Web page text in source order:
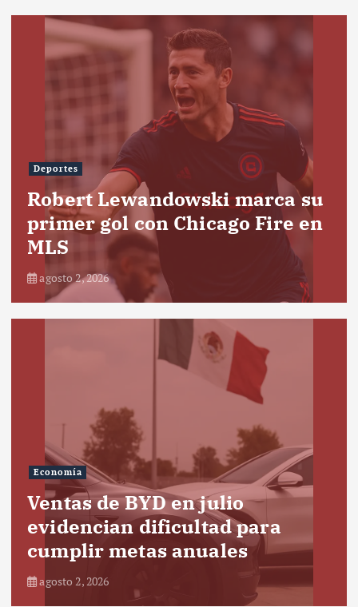
Deportes
Robert Lewandowski marca su
primer gol con Chicago Fire en
MLS
agosto 2, 2026
Economía
Ventas de BYD en julio
evidencian dificultad para
cumplir metas anuales
agosto 2, 2026